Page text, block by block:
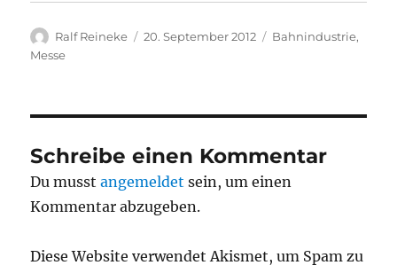
Autor
Ralf Reineke
Veröffentlicht
20. September 2012 Kategorien
Bahnindustrie,
Messe
Schreibe einen Kommentar
Du musstangemeldet sein, um einen
Kommentar abzugeben.
Diese Website verwendet Akismet, um Spam zu